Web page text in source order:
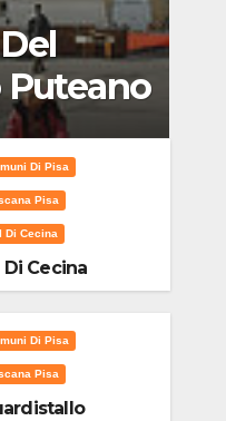
Puteano
Di Pisa
Pisa
Di Cecina
Cecina
Di Pisa
Pisa